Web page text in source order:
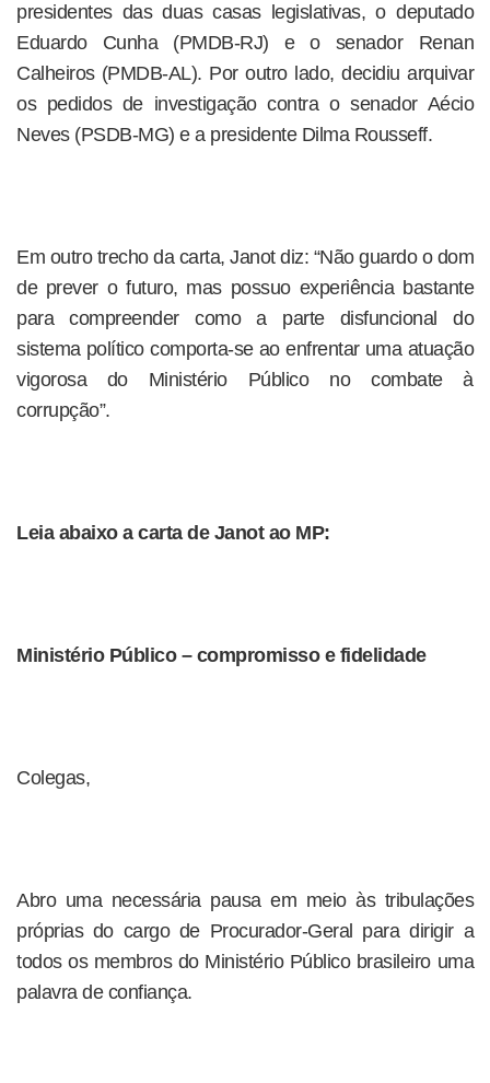
presidentes das duas casas legislativas, o deputado
Eduardo Cunha (PMDB-RJ) e o senador Renan
Calheiros (PMDB-AL). Por outro lado, decidiu arquivar
os pedidos de investigação contra o senador Aécio
Neves (PSDB-MG) e a presidente Dilma Rousseff.
Em outro trecho da carta, Janot diz: “Não guardo o dom
de prever o futuro, mas possuo experiência bastante
para compreender como a parte disfuncional do
sistema político comporta-se ao enfrentar uma atuação
vigorosa do Ministério Público no combate à
corrupção”.
Leia abaixo a carta de Janot ao MP:
Ministério Público – compromisso e fidelidade
Colegas,
Abro uma necessária pausa em meio às tribulações
próprias do cargo de Procurador-Geral para dirigir a
todos os membros do Ministério Público brasileiro uma
palavra de confiança.